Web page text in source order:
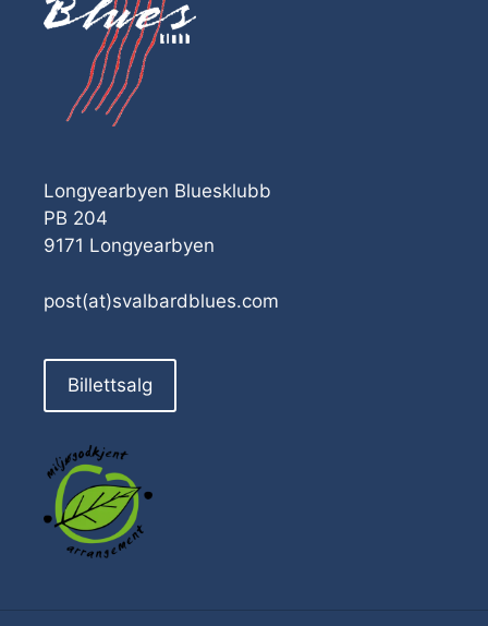
Longyearbyen Bluesklubb
PB 204
9171 Longyearbyen
post(at)svalbardblues.com
Billettsalg